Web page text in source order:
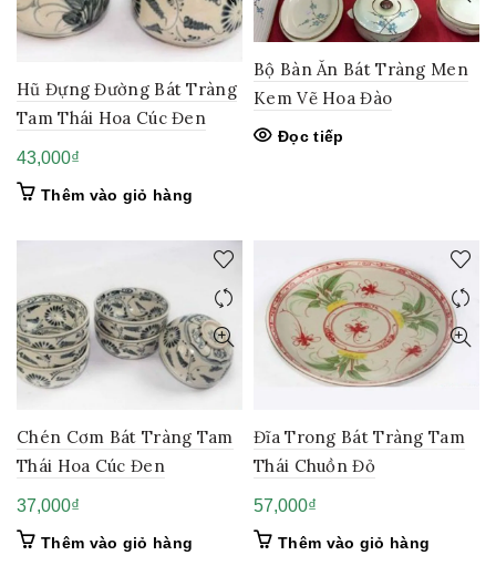
Hũ Đựng Đường Bát Tràng
Tam Thái Hoa Cúc Đen
43,000₫
Thêm vào giỏ hàng
Bộ Bàn Ăn Bát Tràng Men
Kem Vẽ Hoa Đào
Đọc tiếp
Chén Cơm Bát Tràng Tam
Thái Hoa Cúc Đen
37,000₫
Thêm vào giỏ hàng
Đĩa Trong Bát Tràng Tam
Thái Chuồn Đỏ
57,000₫
Thêm vào giỏ hàng